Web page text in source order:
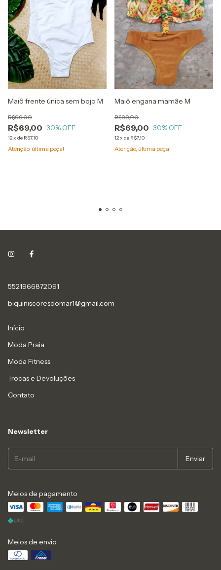
Maiô frente única sem bojo M
R$69,00
R$99,00
30% OFF
12x de R$7,10
Atenção, última peça!
Maiô engana mamãe M
R$69,00
R$99,00
30% OFF
12x de R$7,10
Atenção, última peça!
5521966872091
biquiniscoresdomar1@gmail.com
Início
Moda Praia
Moda Fitness
Trocas e Devoluções
Contato
Newsletter
Meios de pagamento
Meios de envio